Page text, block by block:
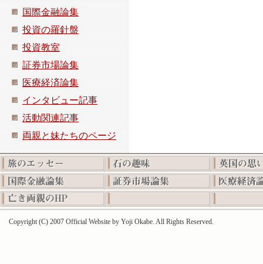
国際金融論集
投資の羅針盤
投資教室
証券市場論集
医療経済論集
インタビュー記事
活動関連記事
両親と妹たちのページ
Copyright (C) 2007 Official Website by Yoji Okabe. All Rights Reserved.